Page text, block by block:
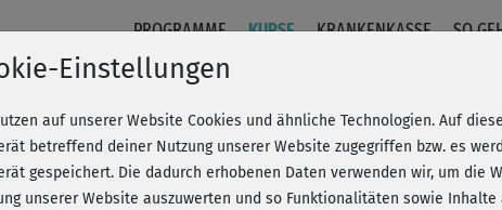
PROGRAMME KURSE KRANKENKASSE SO
Ralf Bauer 2 - Entspannung
Einstellungen
auf unserer Website Cookies und ähnliche Technologien. Auf
betreffend deiner Nutzung unserer Website zugegriffen bzw. es
gespeichert. Die dadurch erhobenen Daten verwenden wir, um die
unserer Website auszuwerten und so Funktionalitäten sowie